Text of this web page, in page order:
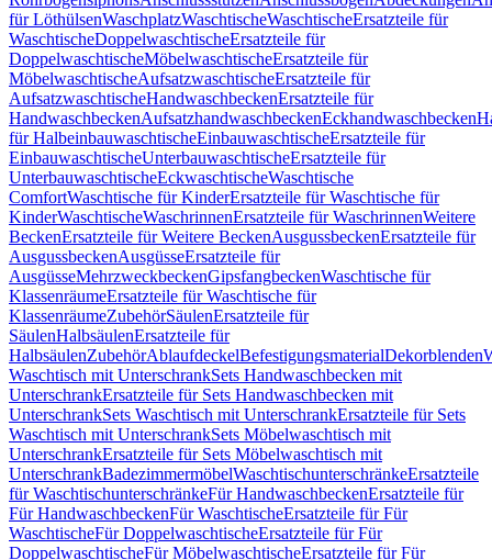
für LöthülsenWaschplatzWaschtischeWaschtischeErsatzteile für
WaschtischeDoppelwaschtischeErsatzteile für
DoppelwaschtischeMöbelwaschtischeErsatzteile für
MöbelwaschtischeAufsatzwaschtischeErsatzteile für
AufsatzwaschtischeHandwaschbeckenErsatzteile für
HandwaschbeckenAufsatzhandwaschbeckenEckhandwaschbecken
für HalbeinbauwaschtischeEinbauwaschtischeErsatzteile für
EinbauwaschtischeUnterbauwaschtischeErsatzteile für
UnterbauwaschtischeEckwaschtischeWaschtische
ComfortWaschtische für KinderErsatzteile für Waschtische für
KinderWaschtischeWaschrinnenErsatzteile für WaschrinnenWeitere
BeckenErsatzteile für Weitere BeckenAusgussbeckenErsatzteile für
AusgussbeckenAusgüsseErsatzteile für
AusgüsseMehrzweckbeckenGipsfangbeckenWaschtische für
KlassenräumeErsatzteile für Waschtische für
KlassenräumeZubehörSäulenErsatzteile für
SäulenHalbsäulenErsatzteile für
HalbsäulenZubehörAblaufdeckelBefestigungsmaterialDekorblenden
Waschtisch mit UnterschrankSets Handwaschbecken mit
UnterschrankErsatzteile für Sets Handwaschbecken mit
UnterschrankSets Waschtisch mit UnterschrankErsatzteile für Sets
Waschtisch mit UnterschrankSets Möbelwaschtisch mit
UnterschrankErsatzteile für Sets Möbelwaschtisch mit
UnterschrankBadezimmermöbelWaschtischunterschränkeErsatzteile
für WaschtischunterschränkeFür HandwaschbeckenErsatzteile für
Für HandwaschbeckenFür WaschtischeErsatzteile für Für
WaschtischeFür DoppelwaschtischeErsatzteile für Für
DoppelwaschtischeFür MöbelwaschtischeErsatzteile für Für